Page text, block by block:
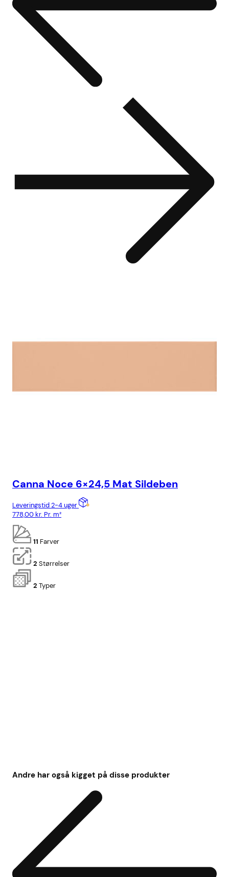
Canna Noce 6×24,5 Mat Sildeben
Leveringstid 2-4 uger
778,00kr. Pr. m²
11 Farver
2 Størrelser
2 Typer
Andre har også kigget på disse produkter